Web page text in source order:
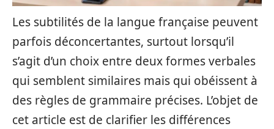
Les subtilités de la langue française peuvent
parfois déconcertantes, surtout lorsqu’il
s’agit d’un choix entre deux formes verbales
qui semblent similaires mais qui obéissent à
des règles de grammaire précises. L’objet de
cet article est de clarifier les différences